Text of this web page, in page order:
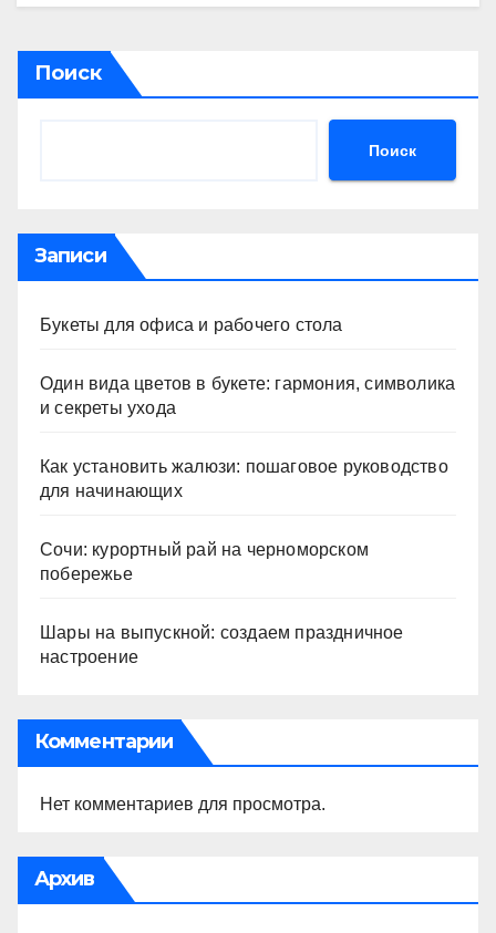
Поиск
Поиск
Записи
Букеты для офиса и рабочего стола
Один вида цветов в букете: гармония, символика
и секреты ухода
Как установить жалюзи: пошаговое руководство
для начинающих
Сочи: курортный рай на черноморском
побережье
Шары на выпускной: создаем праздничное
настроение
Комментарии
Нет комментариев для просмотра.
Архив